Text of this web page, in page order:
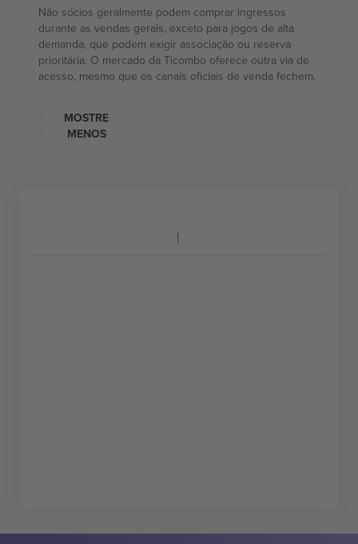
Não sócios geralmente podem comprar ingressos
durante as vendas gerais, exceto para jogos de alta
demanda, que podem exigir associação ou reserva
prioritária. O mercado da Ticombo oferece outra via de
acesso, mesmo que os canais oficiais de venda fechem.
MOSTRE
MENOS